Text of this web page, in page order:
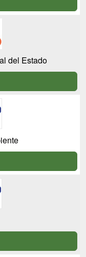
del Estado